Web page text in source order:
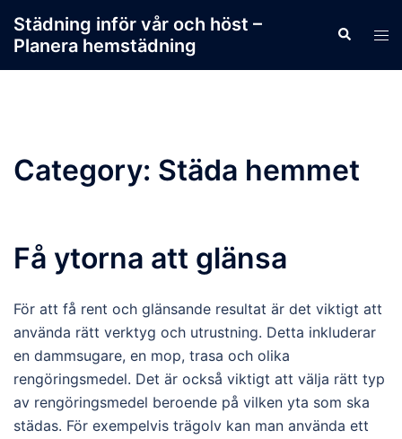
content
Städning inför vår och höst –
Planera hemstädning
Search
Category: Städa hemmet
Få ytorna att glänsa
För att få rent och glänsande resultat är det viktigt att
använda rätt verktyg och utrustning. Detta inkluderar
en dammsugare, en mop, trasa och olika
rengöringsmedel. Det är också viktigt att välja rätt typ
av rengöringsmedel beroende på vilken yta som ska
städas. För exempelvis trägolv kan man använda ett